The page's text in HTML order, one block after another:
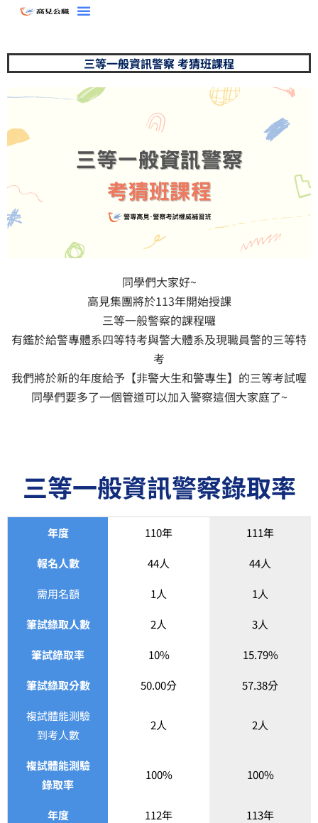
三等一般資訊警察 考猜班課程
同學們大家好~
高見集團將於113年開始授課
三等一般警察的課程囉
有鑑於給警專體系四等特考與警大體系及現職員警的三等特
考
我們將於新的年度給予【非警大生和警專生】的三等考試喔
同學們要多了一個管道可以加入警察這個大家庭了~
三等一般資訊警察錄取率
年度 110年 111年
報名人數 44人 44人
需用名額 1人 1人
筆試錄取人數 2人 3人
筆試錄取率 10% 15.79%
筆試錄取分數 50.00分 57.38分
複試體能測驗
到考人數
2人 2人
複試體能測驗
錄取率
100% 100%
年度 112年 113年